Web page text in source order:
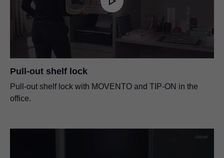
Pull-out shelf lock
Pull-out shelf lock with MOVENTO and TIP-ON in the
office.